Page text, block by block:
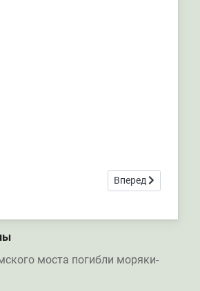
ФСБ РФ - г.Хабаровск
Следующий:
Вперед
моста погибли моряки-